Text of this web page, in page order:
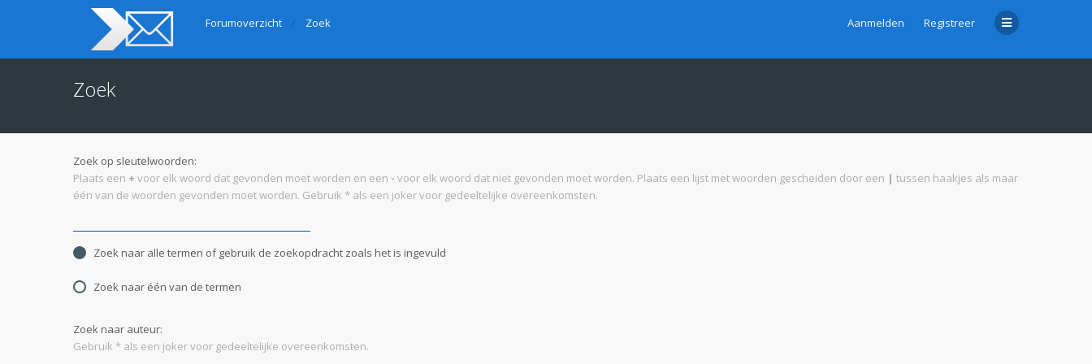
Aanmelden Registreer
Forumoverzicht Zoek
Zoek
Zoek op sleutelwoorden:
Plaats een + voor elk woord dat gevonden moet worden en een - voor elk woord dat niet gevonden moet worden. Plaats een lijst met woorden gescheiden door een | tussen haakjes als maar
één van de woorden gevonden moet worden. Gebruik * als een joker voor gedeeltelijke overeenkomsten.
Zoek naar alle termen of gebruik de zoekopdracht zoals het is ingevuld
Zoek naar één van de termen
Zoek naar auteur:
Gebruik * als een joker voor gedeeltelijke overeenkomsten.